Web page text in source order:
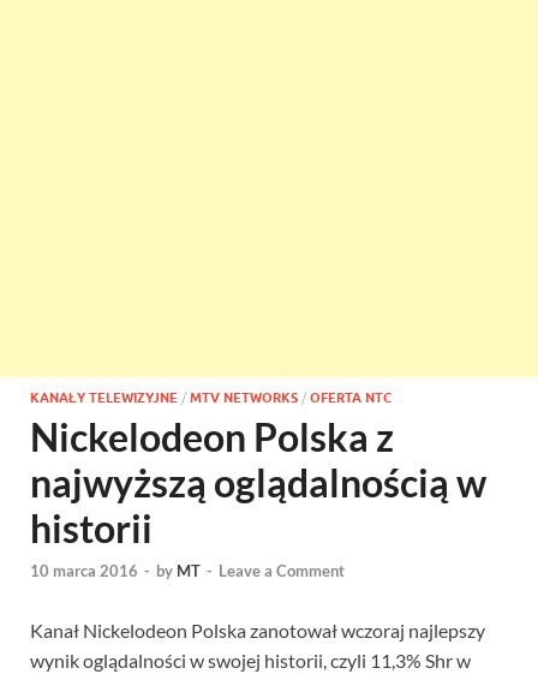
KANAŁY TELEWIZYJNE / MTV NETWORKS / OFERTA NTC
Nickelodeon Polska z
najwyższą oglądalnością w
historii
10 marca 2016 - by MT - Leave a Comment
Kanał Nickelodeon Polska zanotował wczoraj najlepszy
wynik oglądalności w swojej historii, czyli 11,3% Shr w